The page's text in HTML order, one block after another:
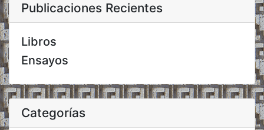
Publicaciones Recientes
Libros
Ensayos
Categorías